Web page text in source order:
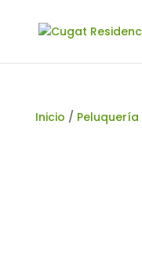
Inicio / Peluquería